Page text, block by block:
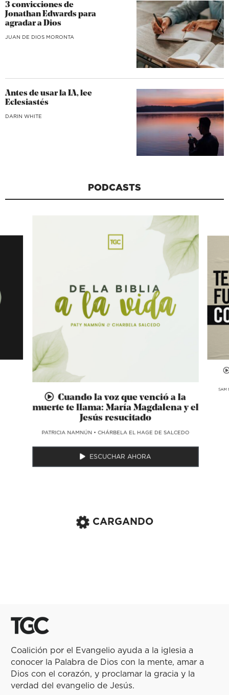
3 convicciones de
Jonathan Edwards para
agradar a Dios
JUAN DE DIOS MORONTA
Antes de usar la IA, lee
Eclesiastés
DARIN WHITE
PODCASTS
Cuando la voz que venció a la
muerte te llama: María Magdalena y el
Jesús resucitado
​PATRICIA NAMNÚN •CHÁRBELA EL HAGE DE SALCEDO
ESCUCHAR AHORA
SAM
CARGANDO
Coalición por el Evangelio ayuda a la iglesia a
conocer la Palabra de Dios con la mente, amar a
Dios con el corazón, y proclamar la gracia y la
verdad del evangelio de Jesús.